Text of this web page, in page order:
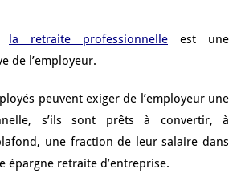
la retraite professionnelle est une
de l’employeur.
peuvent exiger de l’employeur une
s’ils sont prêts à convertir, à
une fraction de leur salaire dans
épargne retraite d’entreprise.